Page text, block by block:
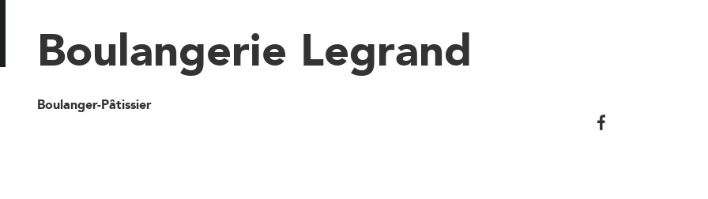
Boulangerie Legrand
Boulanger-Pâtissier